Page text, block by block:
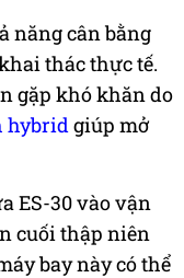
năng cân bằng
thác thực tế.
gặp khó khăn do
hybridgiúp mở
ES-30 vào vận
cuối thập niên
bay này có thể